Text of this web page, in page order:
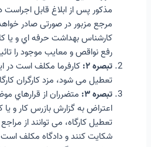
مذکور پس از ابلاغ قابل
مرجع مزبور در صورتی صادر
کارشناس بهداشت حرفه اي و یا
رفع نواقص و معایب موجود را
تبصره ۲:
کارفرما مکلف است در
تعطیل می شود، مزد کارگران
تبصره ۳:
متضرران از قرارهاي
اعتراض به گزارش بازرس کار و
تعطیل کارگاه، می توانند از
شکایت کنند و دادگاه مکلف است